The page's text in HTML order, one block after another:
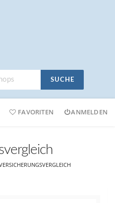
SUCHE
FAVORITEN ANMELDEN